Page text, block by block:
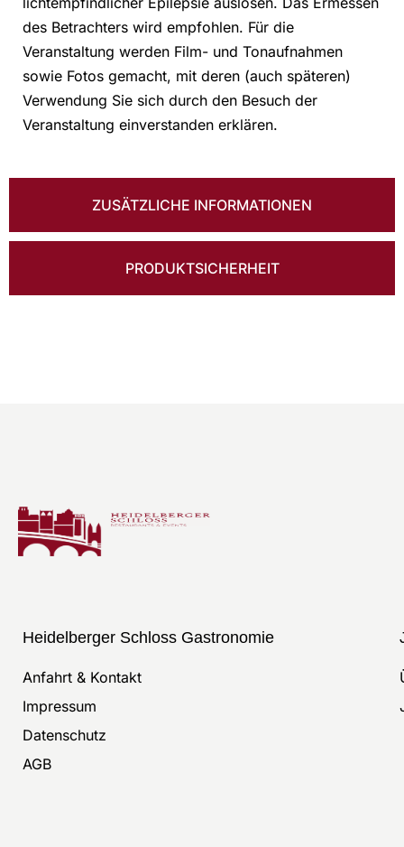
ZUSÄTZLICHE INFORMATIONEN
PRODUKTSICHERHEIT
des Betrachters wird empfohlen. Für die
Veranstaltung werden Film- und Tonaufnahmen
sowie Fotos gemacht, mit deren (auch späteren)
Verwendung Sie sich durch den Besuch der
Veranstaltung einverstanden erklären.
Heidelberger Schloss Gastronomie
Anfahrt & Kontakt
Impressum
Datenschutz
AGB